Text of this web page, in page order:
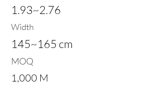
1.93~2.76
Width
145~165 cm
MOQ
1,000 M